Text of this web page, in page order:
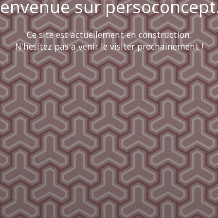
sur
Ce site est actuellement en construction.
N'hesitez pas a venir le visiter prochainement !